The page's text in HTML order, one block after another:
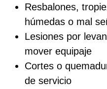
Resbalones,
húmedas o mal
Lesiones por
mover equipaje
Cortes o
de servicio